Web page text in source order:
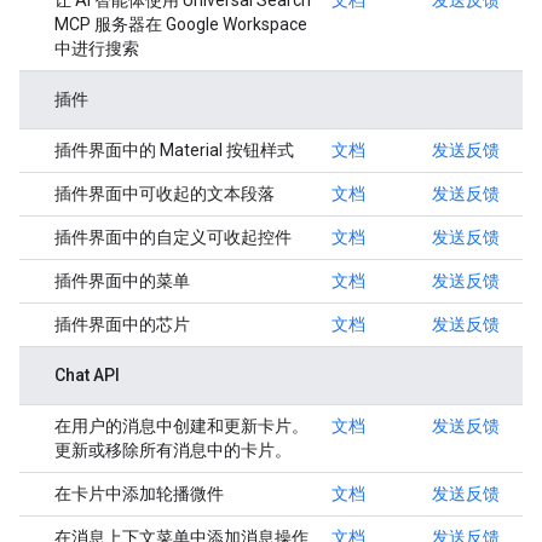
MCP 服务器在 Google Workspace
中进行搜索
插件
插件界面中的 Material 按钮样式 文档 发送反馈
插件界面中可收起的文本段落 文档 发送反馈
插件界面中的自定义可收起控件 文档 发送反馈
插件界面中的菜单 文档 发送反馈
插件界面中的芯片 文档 发送反馈
Chat API
在用户的消息中创建和更新卡片。
更新或移除所有消息中的卡片。
文档 发送反馈
在卡片中添加轮播微件 文档 发送反馈
在消息上下文菜单中添加消息操作 文档 发送反馈